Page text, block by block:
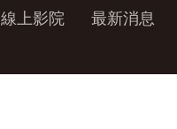
線上影院
最新消息